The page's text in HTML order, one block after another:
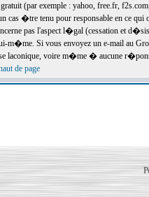
(par exemple : yahoo, free.fr,
cas �tre tenu pour responsable en ce
pas l'aspect l�gal (cessation et
m�me. Si vous envoyez un e-mail au
laconique, voire m�me � aucune
de page